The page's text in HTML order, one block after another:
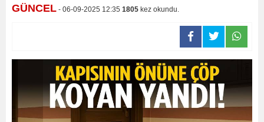
GÜNCEL - 06-09-2025 12:35 1805 kez okundu.